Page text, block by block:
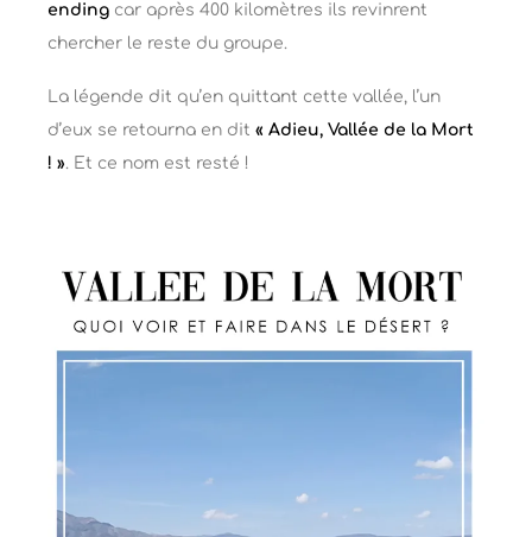
ending car après 400 kilomètres ils revinrent
chercher le reste du groupe.
La légende dit qu’en quittant cette vallée, l’un
d’eux se retourna en dit « Adieu, Vallée de la Mort
! ». Et ce nom est resté !